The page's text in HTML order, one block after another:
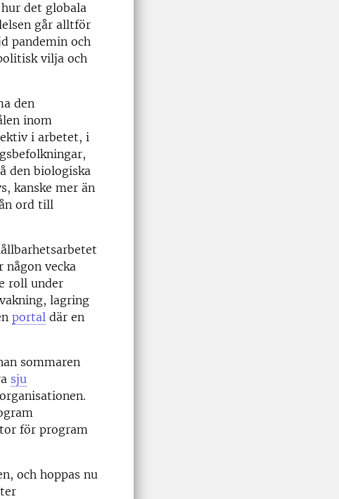
det globala
går alltför
pandemin och
vilja och
den
inom
i arbetet, i
den biologiska
kanske mer än
ord till
någon vecka
roll under
lagring
portal där en
sommaren
sju
för program
och hoppas nu